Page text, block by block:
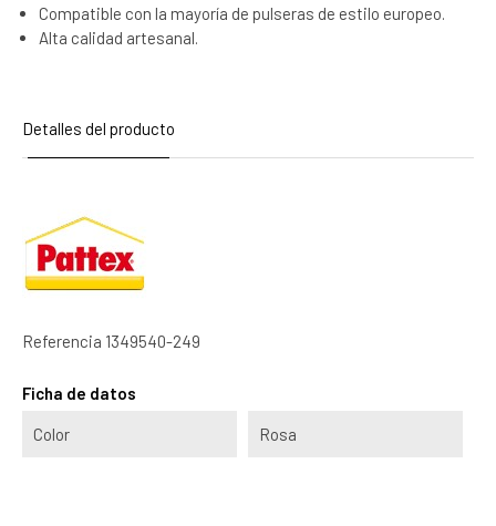
Compatible con la mayoría de pulseras de estilo europeo.
Alta calidad artesanal.
Detalles del producto
Referencia 1349540-249
Ficha de datos
Color Rosa